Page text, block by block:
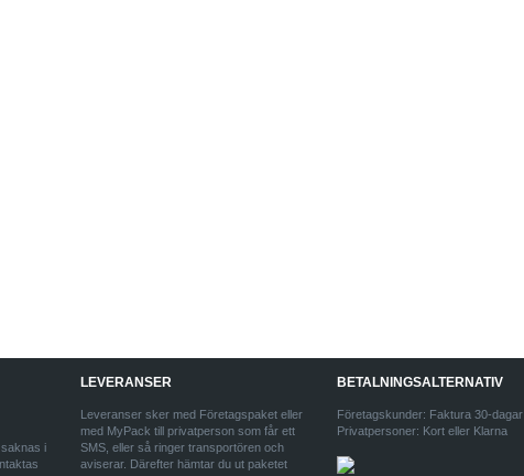
saknas i
LEVERANSER
Leveranser sker med Företagspaket eller
med MyPack till privatperson som får ett
SMS, eller så ringer transportören och
aviserar. Därefter hämtar du ut paketet
BETALNINGSALTERNATIV
Företagskunder: Faktura 30-dagar
Privatpersoner: Kort eller Klarna